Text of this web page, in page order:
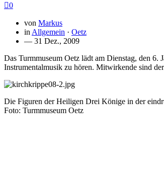
0
von Markus
in Allgemein · Oetz
— 31 Dez., 2009
Das Turmmuseum Oetz lädt am Dienstag, den
Instrumentalmusik zu hören. Mitwirkende sind
Die Figuren der Heiligen Drei Könige in der
Foto: Turmmuseum Oetz